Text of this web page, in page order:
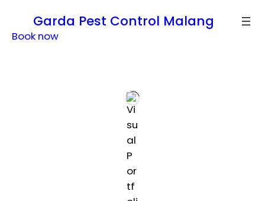
konten
Garda Pest Control Malang
Book now